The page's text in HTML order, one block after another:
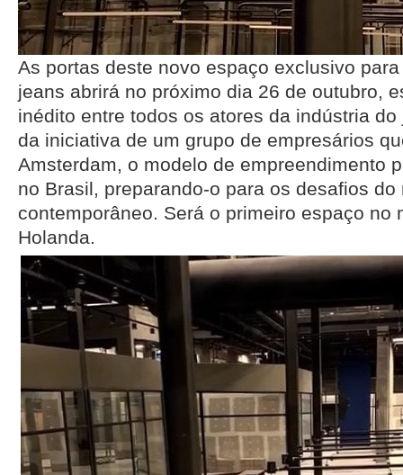
As portas deste novo espaço exclusivo
jeans abrirá no próximo dia 26 de outubro,
inédito entre todos os atores da indústria
da iniciativa de um grupo de empresários
Amsterdam, o modelo de empreendimento
no Brasil, preparando-o para os desafios do
contemporâneo. Será o primeiro espaço no
Holanda.